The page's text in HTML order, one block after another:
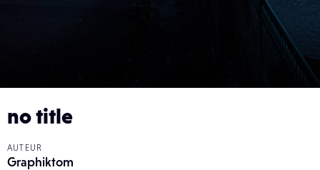
no title
AUTEUR
Graphiktom